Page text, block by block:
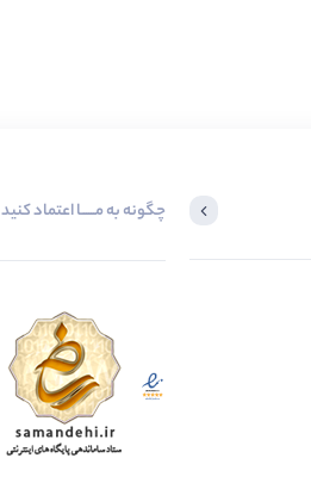
چگونه به مــــــا اعتماد کنید